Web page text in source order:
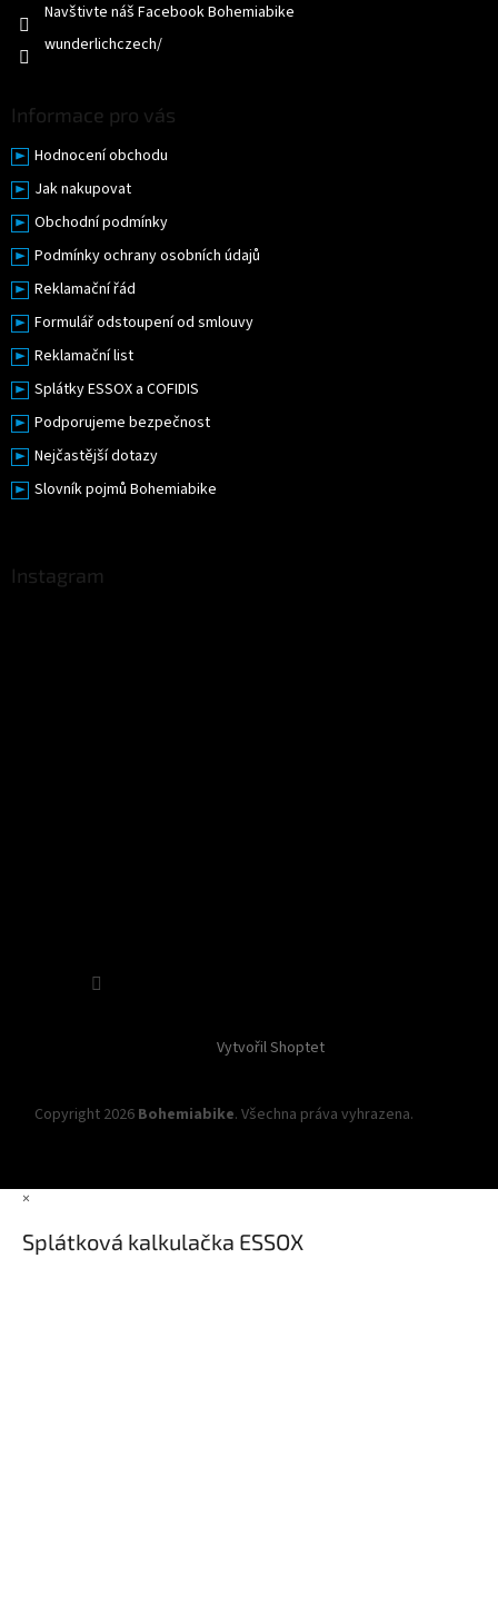
Navštivte náš Facebook Bohemiabike
wunderlichczech/
Informace pro vás
Hodnocení obchodu
Jak nakupovat
Obchodní podmínky
Podmínky ochrany osobních údajů
Reklamační řád
Formulář odstoupení od smlouvy
Reklamační list
Splátky ESSOX a COFIDIS
Podporujeme bezpečnost
Nejčastější dotazy
Slovník pojmů Bohemiabike
Instagram
Vytvořil Shoptet
Copyright 2026 Bohemiabike. Všechna práva vyhrazena.
×
Splátková kalkulačka ESSOX